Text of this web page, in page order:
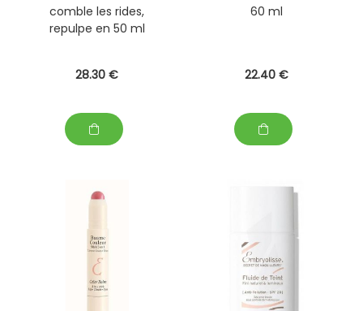
comble les rides,
repulpe en 50 ml
28.30 €
60 ml
22.40 €